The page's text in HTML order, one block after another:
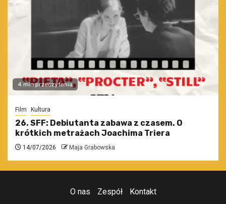
4 min przeczytania
Film Kultura
26. SFF: Debiutanta zabawa z czasem. O
krótkich metrażach Joachima Triera
14/07/2026 Maja Grabowska
O nas Zespół Kontakt